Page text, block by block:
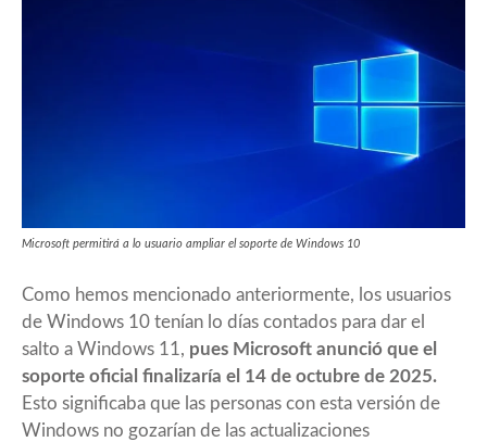
Microsoft permitirá a lo usuario ampliar el soporte de Windows 10
Como hemos mencionado anteriormente, los usuarios
de Windows 10 tenían lo días contados para dar el
salto a Windows 11, pues Microsoft anunció que el
soporte oficial finalizaría el 14 de octubre de 2025.
Esto significaba que las personas con esta versión de
Windows no gozarían de las actualizaciones